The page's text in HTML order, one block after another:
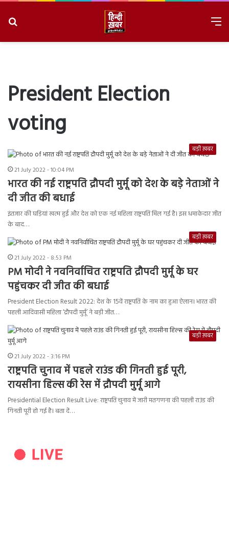
President Election
voting
बड़ी ख़बर
21 July 2022 - 10:04 PM
भारत की नई राष्ट्रपति द्रौपदी मुर्मू को देश के बड़े नेताओं ने
दी जीत की बधाई
इंतजार की घड़ियां खत्म हुईं और देश को एक नई महिला राष्ट्रपति मिल गई है। इस धमाकेदार जीत
के बाद…
बड़ी ख़बर
21 July 2022 - 8:53 PM
PM मोदी ने नवनिर्वाचित राष्ट्रपति द्रौपदी मुर्मू के घर
पहुंचकर दी जीत की बधाई
President Election Result 2022: देश के 15वें राष्ट्रपति के नाम का हुआ ऐलान। भारत की
पहली आदिवासी महिला ‘द्रौपदी मुर्मू’ ने बड़ी जीत…
बड़ी ख़बर
21 July 2022 - 3:16 PM
राष्ट्रपति चुनाव में पहले राउंड की गिनती हुई पूरी,
रायसीना हिल्स की रेस में द्रौपदी मुर्मू आगे
Presidential Election Result Live: राष्ट्रपति चुनाव में जारी मतगणना की पहली राउंड की
गिनती पूरी हो गई है। बता दें…